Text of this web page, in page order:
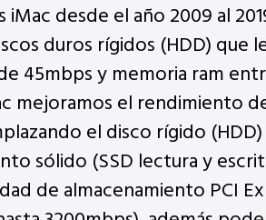
iMac desde el año 2009 al
duros rígidos (HDD) que
45mbps y memoria ram
mejoramos el rendimiento
el disco rígido
sólido (SSD lectura y
de almacenamiento PCI